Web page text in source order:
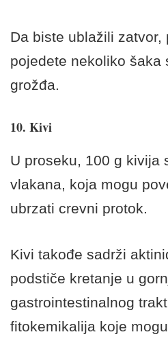
Da biste ublažili zatvor,
pojedete nekoliko šaka
grožđa.
10. Kivi
U proseku, 100 g kivija
vlakana, koja mogu
ubrzati crevni protok.
Kivi takođe sadrži
podstiče kretanje u
gastrointestinalnog
fitokemikalija koje